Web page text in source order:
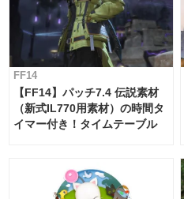
FF14
【FF14】パッチ7.4 伝説素材
（新式IL770用素材）の時間タ
イマー付き！タイムテーブル